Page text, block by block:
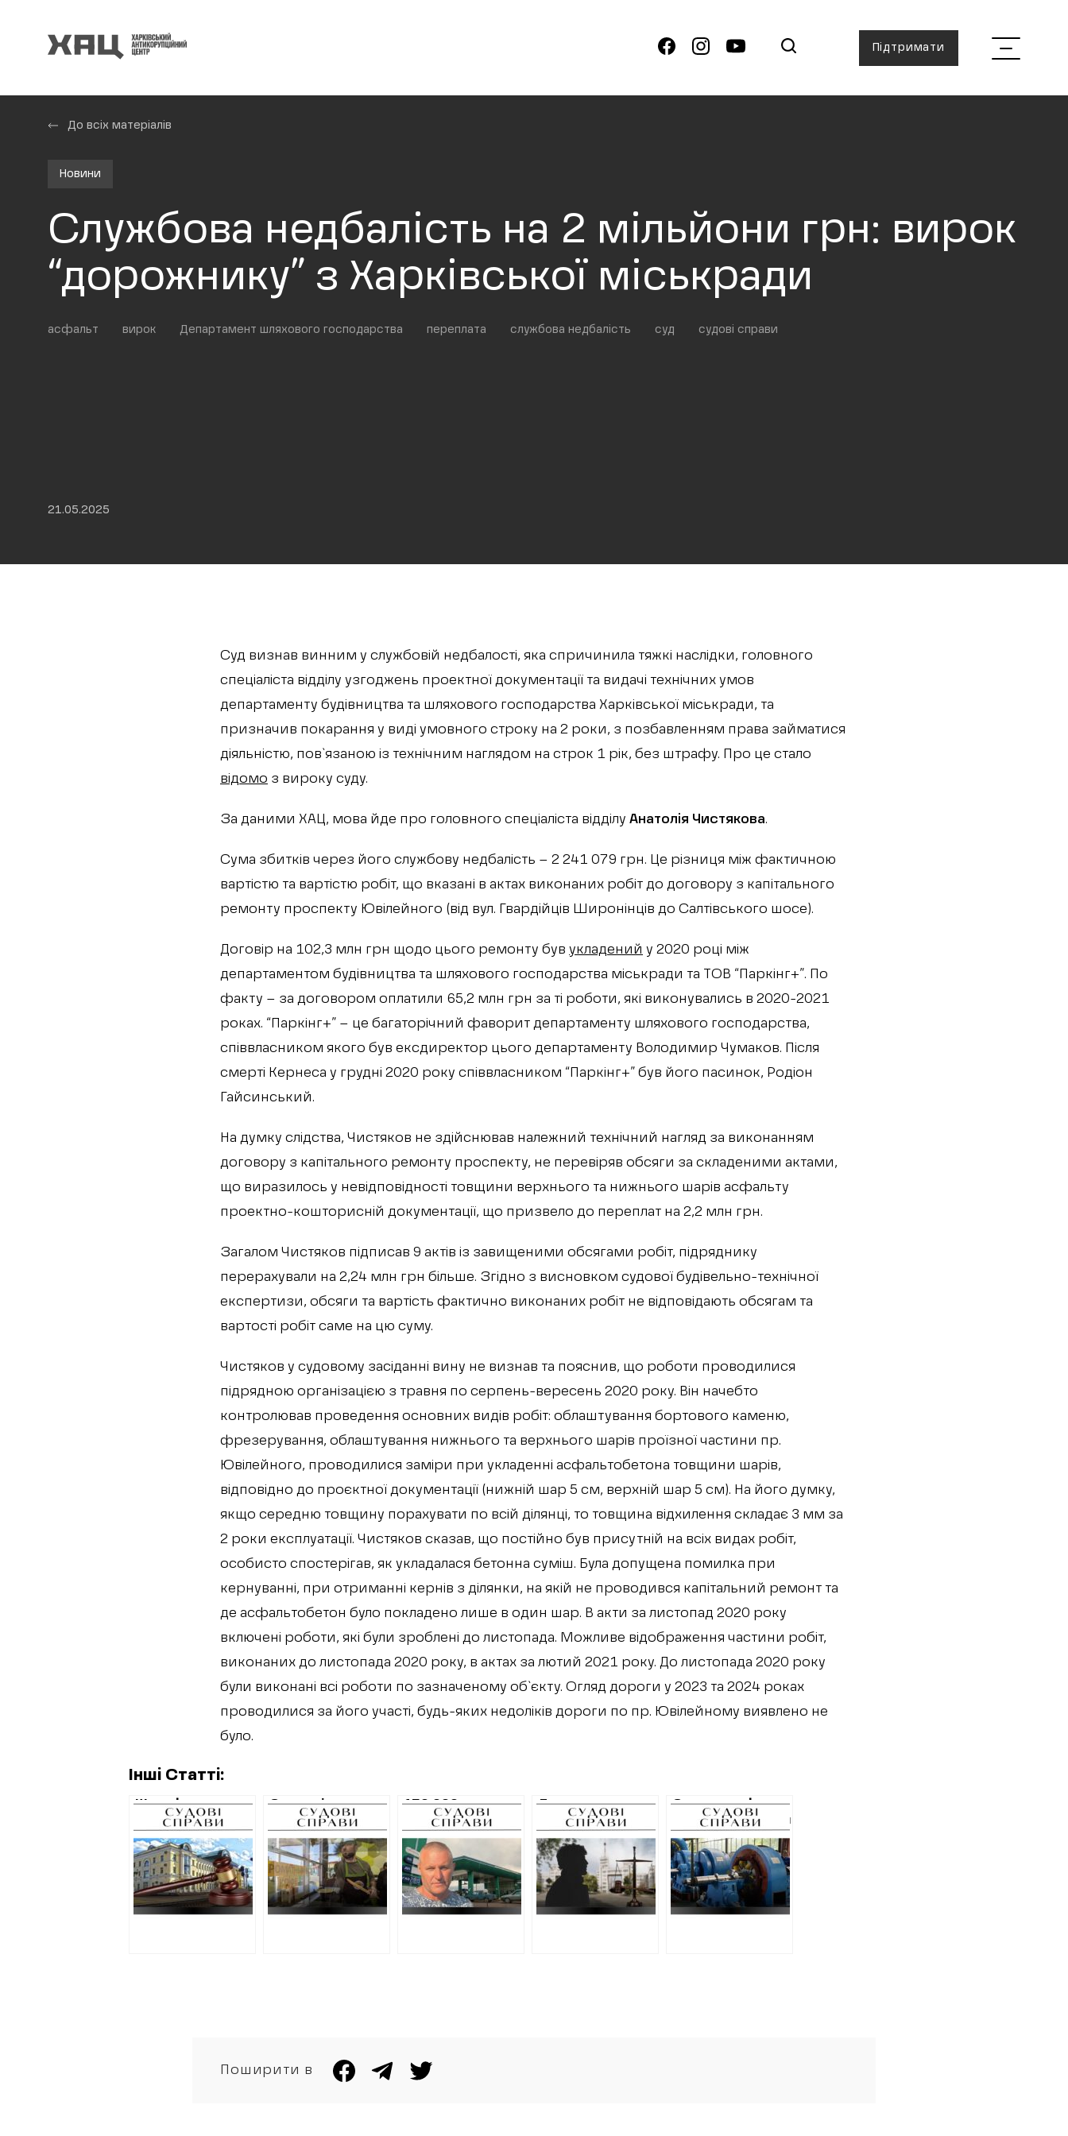
Підтримати
До всіх матеріалів
Новини
Службова недбалість на 2 мільйони грн: вирок
“дорожнику” з Харківської міськради
асфальт вирок Департамент шляхового господарства переплата службова недбалість суд судові справи
21.05.2025
Суд визнав винним у службовій недбалості, яка спричинила тяжкі наслідки, головного
спеціаліста відділу узгоджень проектної документації та видачі технічних умов
департаменту будівництва та шляхового господарства Харківської міськради, та
призначив покарання у виді умовного строку на 2 роки, з позбавленням права займатися
діяльністю, пов`язаною із технічним наглядом на строк 1 рік, без штрафу. Про це стало
відомо з вироку суду.
За даними ХАЦ, мова йде про головного спеціаліста відділу Анатолія Чистякова.
Сума збитків через його службову недбалість – 2 241 079 грн. Це різниця між фактичною
вартістю та вартістю робіт, що вказані в актах виконаних робіт до договору з капітального
ремонту проспекту Ювілейного (від вул. Гвардійців Широнінців до Салтівського шосе).
Договір на 102,3 млн грн щодо цього ремонту був укладений у 2020 році між
департаментом будівництва та шляхового господарства міськради та ТОВ “Паркінг+”. По
факту – за договором оплатили 65,2 млн грн за ті роботи, які виконувались в 2020-2021
роках. “Паркінг+” – це багаторічний фаворит департаменту шляхового господарства,
співвласником якого був ексдиректор цього департаменту Володимир Чумаков. Після
смерті Кернеса у грудні 2020 року співвласником “Паркінг+” був його пасинок, Родіон
Гайсинський.
На думку слідства, Чистяков не здійснював належний технічний нагляд за виконанням
договору з капітального ремонту проспекту, не перевіряв обсяги за складеними актами,
що виразилось у невідповідності товщини верхнього та нижнього шарів асфальту
проектно-кошторисній документації, що призвело до переплат на 2,2 млн грн.
Загалом Чистяков підписав 9 актів із завищеними обсягами робіт, підряднику
перерахували на 2,24 млн грн більше. Згідно з висновком судової будівельно-технічної
експертизи, обсяги та вартість фактично виконаних робіт не відповідають обсягам та
вартості робіт саме на цю суму.
Чистяков у судовому засіданні вину не визнав та пояснив, що роботи проводилися
підрядною організацією з травня по серпень-вересень 2020 року. Він начебто
контролював проведення основних видів робіт: облаштування бортового каменю,
фрезерування, облаштування нижнього та верхнього шарів проїзної частини пр.
Ювілейного, проводилися заміри при укладенні асфальтобетона товщини шарів,
відповідно до проєктної документації (нижній шар 5 см, верхній шар 5 см). На його думку,
якщо середню товщину порахувати по всій ділянці, то товщина відхилення складає 3 мм за
2 роки експлуатації. Чистяков сказав, що постійно був присутній на всіх видах робіт,
особисто спостерігав, як укладалася бетонна суміш. Була допущена помилка при
кернуванні, при отриманні кернів з ділянки, на якій не проводився капітальний ремонт та
де асфальтобетон було покладено лише в один шар. В акти за листопад 2020 року
включені роботи, які були зроблені до листопада. Можливе відображення частини робіт,
виконаних до листопада 2020 року, в актах за лютий 2021 року. До листопада 2020 року
були виконані всі роботи по зазначеному об`єкту. Огляд дороги у 2023 та 2024 роках
проводилися за його участі, будь-яких недоліків дороги по пр. Ювілейному виявлено не
було.
Інші Статті:
Штраф – вирок
трьом
залізничникам, які
співпрацювали з
росіянами на
Харківщині
Суд виніс
умовний вирок
харків’янину, який
оприлюднював
місця видачі
повісток
170 000 гривень
штрафу – вирок
депутату на
Харківщині, який
продавав пальне
з дозволу
окупантів
Два роки умовно
— вирок адміну
Телеграм-канала
про вручення
повісток у
Харкові
Суд оштрафував
харків’янина, який
під час
повномасштабної
війни зробив
проєкт для
компанії з
Поширити в